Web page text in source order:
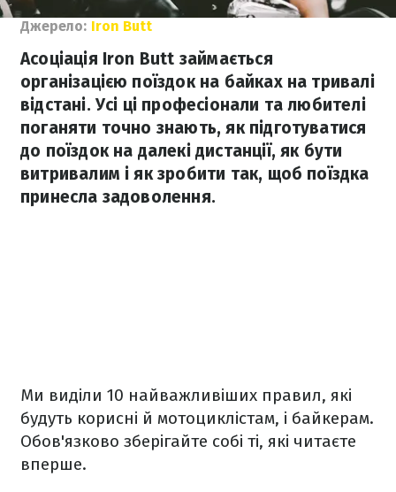
Джерело: Iron Butt
Асоціація Iron Butt займається
організацією поїздок на байках на тривалі
відстані. Усі ці професіонали та любителі
поганяти точно знають, як підготуватися
до поїздок на далекі дистанції, як бути
витривалим і як зробити так, щоб поїздка
принесла задоволення.
Ми виділи 10 найважливіших правил, які
будуть корисні й мотоциклістам, і байкерам.
Обов'язково зберігайте собі ті, які читаєте
вперше.